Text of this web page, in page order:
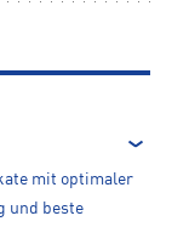
mit optimaler
und beste